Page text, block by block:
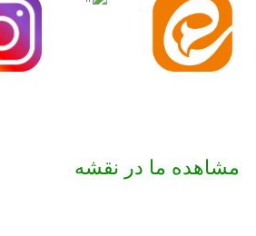
مشاهده ما در نقشه